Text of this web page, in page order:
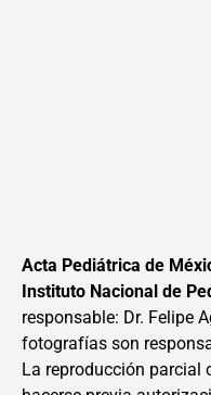
Acta Pediátrica de
Instituto Nacional de
responsable: Dr. Felipe
fotografías son
La reproducción parcial